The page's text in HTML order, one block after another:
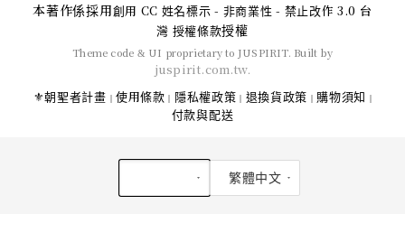
本著作係採用創用 CC 姓名標示 - 非商業性 - 禁止改作 3.0 台
灣 授權條款授權
Theme code & UI proprietary to JUSPIRIT. Built by
juspirit.com.tw.
⚜️朝聖者計畫 | 使用條款 | 隱私權政策 | 退換貨政策 | 購物須知 |
付款與配送